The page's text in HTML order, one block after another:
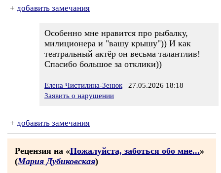
+ добавить замечания
Особенно мне нравится про рыбалку,
милиционера и "вашу крышу")) И как
театральный актёр он весьма талантлив!
Спасибо большое за отклики))
Елена Чистилина-Зенюк 27.05.2026 18:18
Заявить о нарушении
+ добавить замечания
Рецензия на «Пожалуйста, заботься обо мне...»
(Мария Дубиковская)